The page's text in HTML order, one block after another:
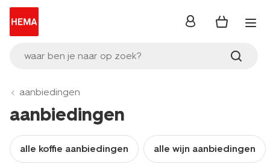
waar ben je naar op zoek?
inloggen
aanbiedingen
aanbiedingen
alle koffie aanbiedingen alle wijn aanbiedingen